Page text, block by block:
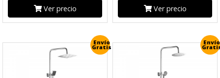
Ver precio Ver precio
Envío
Gratis
Envío